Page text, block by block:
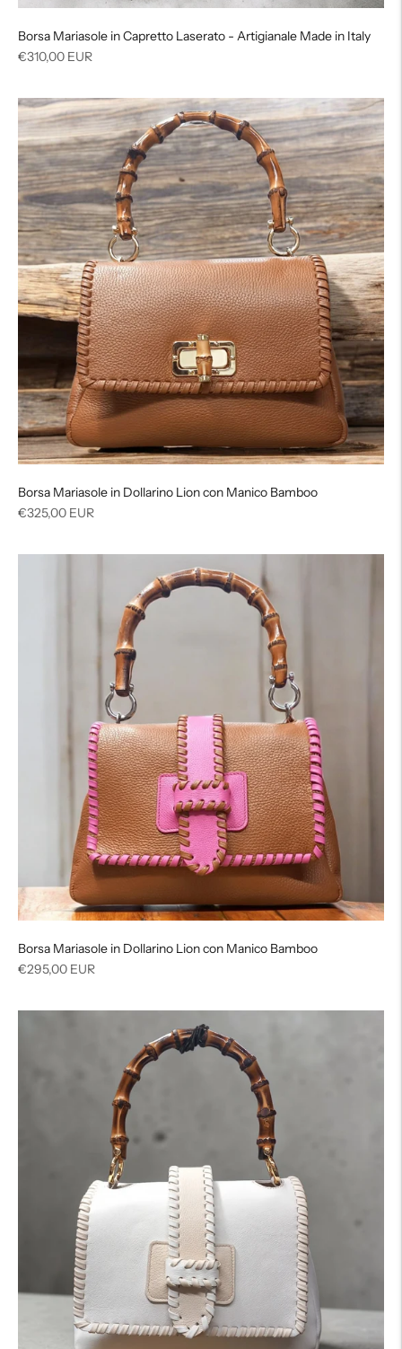
Borsa Mariasole in Capretto Laserato - Artigianale Made in Italy
Prezzo
listino
€310,00 EUR
Borsa Mariasole in Dollarino Lion con Manico Bamboo
Prezzo
listino
€325,00 EUR
Borsa Mariasole in Dollarino Lion con Manico Bamboo
Prezzo
listino
€295,00 EUR